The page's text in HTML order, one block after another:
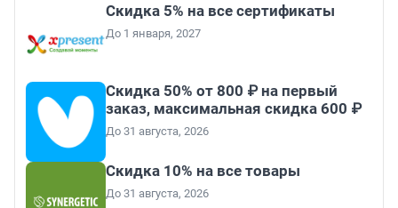
Скидка 5% на все сертификаты
До 1 января, 2027
Скидка 50% от 800 ₽ на первый
заказ, максимальная скидка 600 ₽
До 31 августа, 2026
Скидка 10% на все товары
До 31 августа, 2026